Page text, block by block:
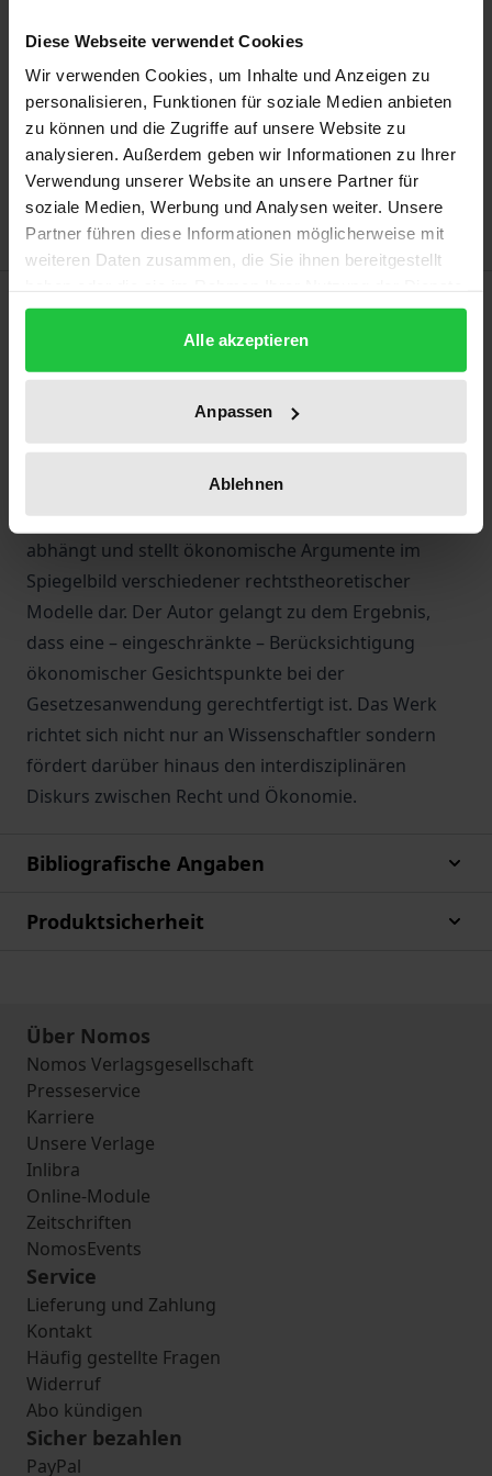
Diese Webseite verwendet Cookies
Wir verwenden Cookies, um Inhalte und Anzeigen zu
personalisieren, Funktionen für soziale Medien anbieten
zu können und die Zugriffe auf unsere Website zu
analysieren. Außerdem geben wir Informationen zu Ihrer
Verwendung unserer Website an unsere Partner für
soziale Medien, Werbung und Analysen weiter. Unsere
Partner führen diese Informationen möglicherweise mit
weiteren Daten zusammen, die Sie ihnen bereitgestellt
gesammelt haben.
Alle akzeptieren
Anpassen
Ablehnen
Preisangaben inkl. MwSt. Abhängig von der Lieferadresse
In den Warenkorb
Zur Wunschliste hinzufügen
Hinweise zu Versandkosten
Die Ökonomisierung aller Lebensbereiche schreitet
Inwieweit kann Recht unter ökonomischen
Gesichtspunkten interpretiert werden? Die Arbeit
zeigt, dass eine Beantwortung der Frage maßgeblich
vom rechtstheoretischen Ausgangsverständnis
abhängt und stellt ökonomische Argumente im
Spiegelbild verschiedener rechtstheoretischer
Modelle dar. Der Autor gelangt zu dem Ergebnis,
dass eine – eingeschränkte – Berücksichtigung
ökonomischer Gesichtspunkte bei der
Gesetzesanwendung gerechtfertigt ist. Das Werk
richtet sich nicht nur an Wissenschaftler sondern
fördert darüber hinaus den interdisziplinären
Diskurs zwischen Recht und Ökonomie.
Bibliografische Angaben
Produktsicherheit
Über Nomos
Nomos Verlagsgesellschaft
Presseservice
Karriere
Unsere Verlage
Inlibra
Online-Module
Zeitschriften
NomosEvents
Service
Lieferung und Zahlung
Kontakt
Häufig gestellte Fragen
Widerruf
Abo kündigen
Sicher bezahlen
PayPal